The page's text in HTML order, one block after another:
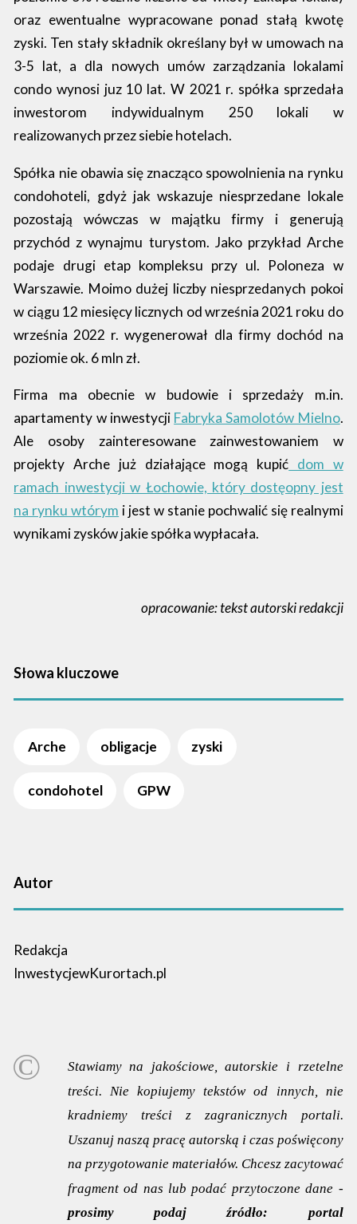
oraz ewentualne wypracowane ponad stałą kwotę
zyski. Ten stały składnik określany był w umowach na
3-5 lat, a dla nowych umów zarządzania lokalami
condo wynosi juz 10 lat. W 2021 r. spółka sprzedała
inwestorom indywidualnym 250 lokali w
realizowanych przez siebie hotelach.
Spółka nie obawia się znacząco spowolnienia na rynku
condohoteli, gdyż jak wskazuje niesprzedane lokale
pozostają wówczas w majątku firmy i generują
przychód z wynajmu turystom. Jako przykład Arche
podaje drugi etap kompleksu przy ul. Poloneza w
Warszawie. Moimo dużej liczby niesprzedanych pokoi
w ciągu 12 miesięcy licznych od września 2021 roku do
września 2022 r. wygenerował dla firmy dochód na
poziomie ok. 6 mln zł.
Firma ma obecnie w budowie i sprzedaży m.in.
apartamenty w inwestycji Fabryka Samolotów Mielno.
Ale osoby zainteresowane zainwestowaniem w
projekty Arche już działające mogą kupić dom w
ramach inwestycji w Łochowie, który dostęopny jest
na rynku wtórym i jest w stanie pochwalić się realnymi
wynikami zysków jakie spółka wypłacała.
opracowanie: tekst autorski redakcji
Słowa kluczowe
Arche obligacje zyski
condohotel GPW
Autor
Redakcja
InwestycjewKurortach.pl
Stawiamy na jakościowe, autorskie i rzetelne
treści. Nie kopiujemy tekstów od innych, nie
kradniemy treści z zagranicznych portali.
Uszanuj naszą pracę autorską i czas poświęcony
na przygotowanie materiałów. Chcesz zacytować
fragment od nas lub podać przytoczone dane -
prosimy podaj źródło:
portal